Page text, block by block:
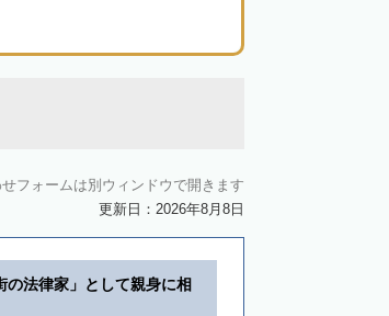
フォームは別ウィンドウで開きます
更新日：2026年8月8日
の法律家」として親身に相